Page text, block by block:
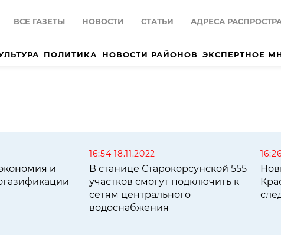
ВСЕ ГАЗЕТЫ НОВОСТИ СТАТЬИ АДРЕСА
ПОЛИТИКА НОВОСТИ РАЙОНОВ ЭКСПЕРТНОЕ
и
16:54 18.11.2022
В станице Старокорсунской 555
участков смогут подключить к
сетям центрального
водоснабжения